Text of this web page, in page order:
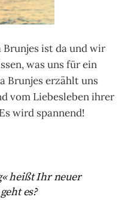
ist da und wir
was uns für ein
Brunjes erzählt uns
vom Liebesleben ihrer
wird spannend!
heißt Ihr neuer
es?